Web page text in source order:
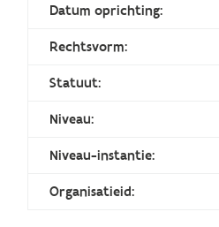
Datum oprichting:
Rechtsvorm:
Statuut:
Niveau:
Niveau-instantie:
Organisatieid: